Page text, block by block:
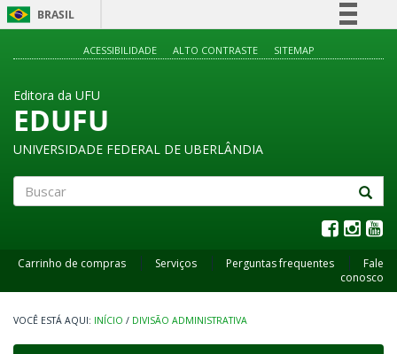
BRASIL
Legislação
Canais
ACESSIBILIDADE ALTO CONTRASTE SITEMAP
Editora da UFU
EDUFU
UNIVERSIDADE FEDERAL DE UBERLÂNDIA
Carrinho de compras Serviços Perguntas frequentes
Fale
conosco
INÍCIO / DIVISÃO ADMINISTRATIVA